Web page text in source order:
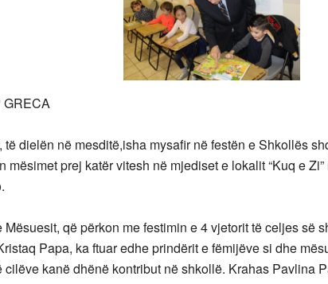
GRECA
të dielën në mesditë,isha mysafir në festën e Shkollës
mësimet prej katër vitesh në mjediset e lokalit “Kuq e
Mësuesit, që përkon me festimin e 4 vjetorit të celjes së
Papa, ka ftuar edhe prindërit e fëmijëve si dhe
cilëve kanë dhënë kontribut në shkollë. Krahas Pavlina